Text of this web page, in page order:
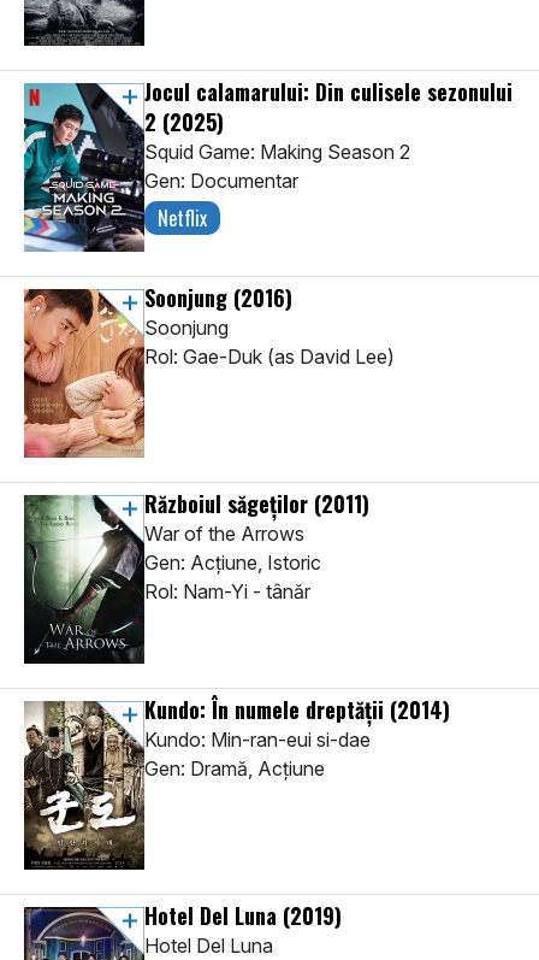
Jocul calamarului: Din culisele sezonului
2 (2025)
Squid Game: Making Season 2
Gen: Documentar
Netflix
Soonjung (2016)
Soonjung
Rol: Gae-Duk (as David Lee)
Războiul săgeţilor (2011)
War of the Arrows
Gen: Acţiune, Istoric
Rol: Nam-Yi - tânăr
Kundo: În numele dreptăţii (2014)
Kundo: Min-ran-eui si-dae
Gen: Dramă, Acţiune
Hotel Del Luna (2019)
Hotel Del Luna